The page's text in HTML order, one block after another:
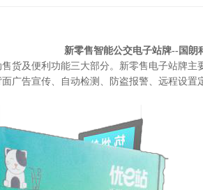
新零售智能公交电子站牌--国朗
及便利功能三大部分。新零售电子站牌主
广告宣传、自动检测、 防盗报警、 远程设置